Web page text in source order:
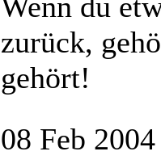
zurück,
gehört!
08 Feb